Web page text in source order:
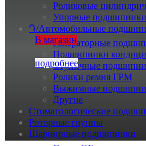
Роликовые
Упорные подшипники
Դ/Автомобильные
Генераторные
Подшипники
Ступичные
Ролики ремня ГРМ
Выжимные
Другие
Стоматологические
Роторные группы
Шарнирные подшипники
В магазин
подробнее